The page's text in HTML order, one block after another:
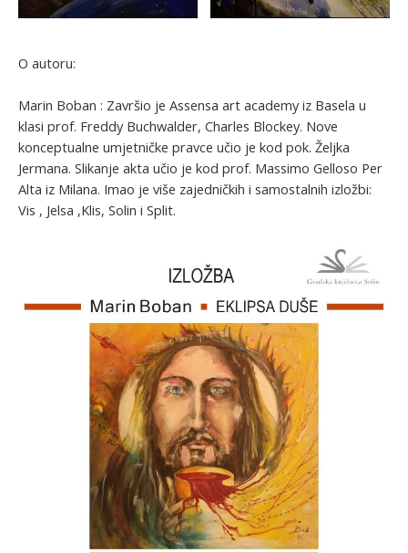
O autoru:
Marin Boban : Završio je Assensa art academy iz Basela u
klasi prof. Freddy Buchwalder, Charles Blockey. Nove
konceptualne umjetničke pravce učio je kod pok. Željka
Jermana. Slikanje akta učio je kod prof. Massimo Gelloso Per
Alta iz Milana. Imao je više zajedničkih i samostalnih izložbi:
Vis , Jelsa ,Klis, Solin i Split.